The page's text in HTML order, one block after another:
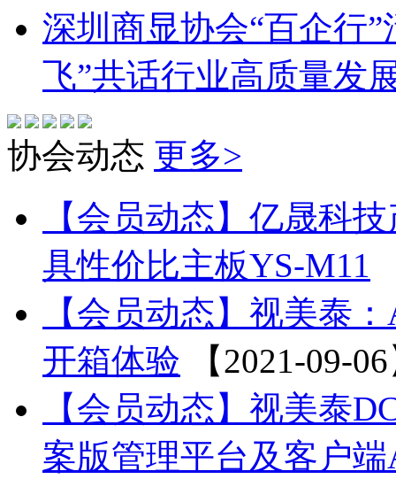
深圳商显协会“百企行
飞”共话行业高质量发
协会动态 更多>
【会员动态】亿晟科
具性价比主板YS-M11
【会员动态】视美泰
开箱体验
【2021-09-
【会员动态】视美泰
案版管理平台及客户